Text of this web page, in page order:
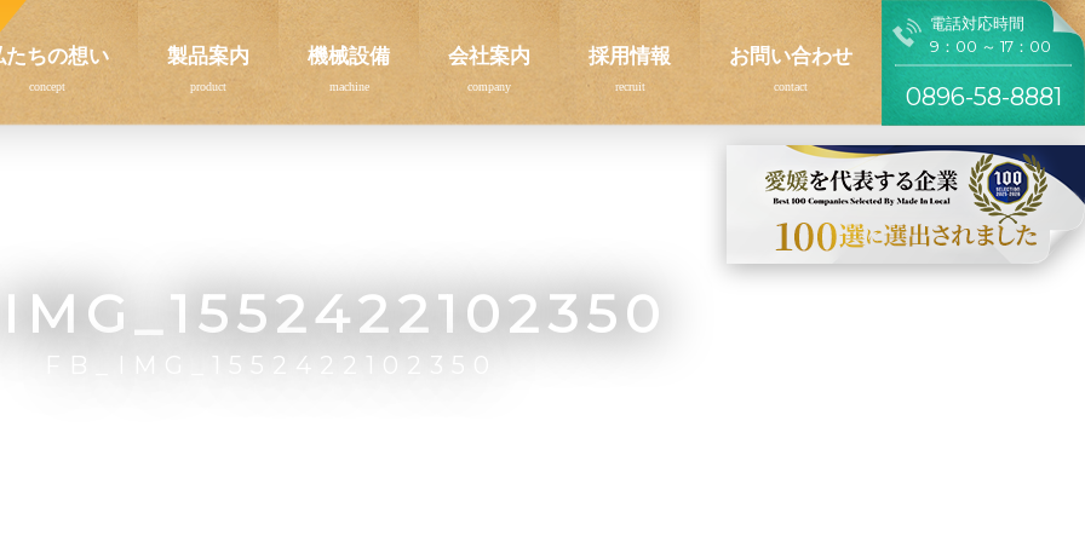
たちの想い 製品案内 機械設備 会社案内 採用情報 お問い合わせ
電話対応時間
9：00 ～ 17：00
0896-58-8881